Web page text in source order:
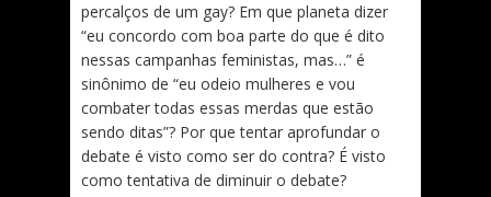
percalços de um gay? Em que planeta dizer
“eu concordo com boa parte do que é dito
nessas campanhas feministas, mas…” é
sinônimo de “eu odeio mulheres e vou
combater todas essas merdas que estão
sendo ditas”? Por que tentar aprofundar o
debate é visto como ser do contra? É visto
como tentativa de diminuir o debate?